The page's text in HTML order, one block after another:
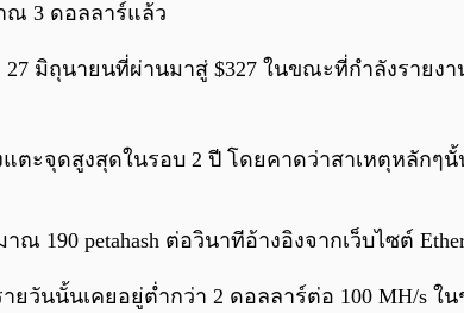
ณ 3 ดอลลาร์แล้ว
มิถุนายนที่ผ่านมาสู่ $327 ในขณะที่กำลังรายง
จุดสูงสุดในรอบ 2 ปี โดยคาดว่าสาเหตุหลักๆนั้น
petahash ต่อวินาทีอ้างอิงจากเว็บไซต์
ยวันนั้นเคยอยู่ต่ำกว่า 2 ดอลลาร์ต่อ 100 MH/s ใ